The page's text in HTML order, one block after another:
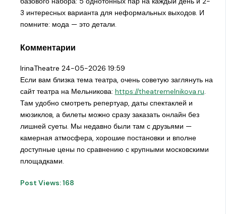
3 интересных варианта для неформальных выходов. И
помните: мода — это детали.
Комментарии
IrinaTheatre 24-05-2026 19:59
Если вам близка тема театра, очень советую заглянуть на
сайт театра на Мельникова: https://theatremelnikova.ru.
Там удобно смотреть репертуар, даты спектаклей и
мюзиклов, а билеты можно сразу заказать онлайн без
лишней суеты. Мы недавно были там с друзьями —
камерная атмосфера, хорошие постановки и вполне
доступные цены по сравнению с крупными московскими
площадками.
Post Views:168